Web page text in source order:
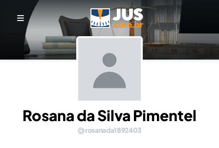
Rosana da Silva Pimentel
rosanada1892403